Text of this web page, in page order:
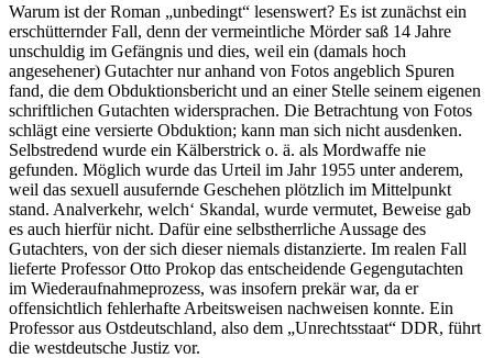
Warum ist der Roman „unbedingt“ lesenswert? Es ist zunächst ein
erschütternder Fall, denn der vermeintliche Mörder saß 14 Jahre
unschuldig im Gefängnis und dies, weil ein (damals hoch
angesehener) Gutachter nur anhand von Fotos angeblich Spuren
fand, die dem Obduktionsbericht und an einer Stelle seinem eigenen
schriftlichen Gutachten widersprachen. Die Betrachtung von Fotos
schlägt eine versierte Obduktion; kann man sich nicht ausdenken.
Selbstredend wurde ein Kälberstrick o. ä. als Mordwaffe nie
gefunden. Möglich wurde das Urteil im Jahr 1955 unter anderem,
weil das sexuell ausufernde Geschehen plötzlich im Mittelpunkt
stand. Analverkehr, welch‘ Skandal, wurde vermutet, Beweise gab
es auch hierfür nicht. Dafür eine selbstherrliche Aussage des
Gutachters, von der sich dieser niemals distanzierte. Im realen Fall
lieferte Professor Otto Prokop das entscheidende Gegengutachten
im Wiederaufnahmeprozess, was insofern prekär war, da er
offensichtlich fehlerhafte Arbeitsweisen nachweisen konnte. Ein
Professor aus Ostdeutschland, also dem „Unrechtsstaat“ DDR, führt
die westdeutsche Justiz vor.